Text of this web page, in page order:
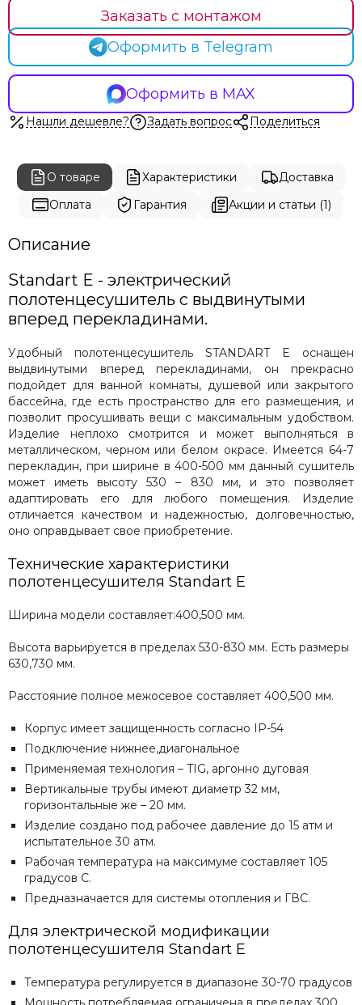
Cezares
Exemet
Grota
Irsap
Margaroli
Terma
Terminus
Warmer
Zehnder
Zigzag
Ростела
Сунержа
Secado
Solent
ArtofSpace
Keerol
Nika
Axxinot
Mini
Benetto
Заказать с монтажом
Оформить в Telegram
Оформить в MAX
Нашли дешевле? Задать вопрос Поделиться
О товаре Характеристики
Доставка
Оплата
Гарантия Акции и статьи (1)
Описание
Standart E - электрический
полотенцесушитель с выдвинутыми
вперед перекладинами.
Удобный полотенцесушитель STANDART E оснащен
выдвинутыми вперед перекладинами, он прекрасно
подойдет для ванной комнаты, душевой или закрытого
бассейна, где есть пространство для его размещения, и
позволит просушивать вещи с максимальным удобством.
Изделие неплохо смотрится и может выполняться в
металлическом, черном или белом окрасе. Имеется 64-7
перекладин, при ширине в 400-500 мм данный сушитель
может иметь высоту 530 – 830 мм, и это позволяет
адаптировать его для любого помещения. Изделие
отличается качеством и надежностью, долговечностью,
оно оправдывает свое приобретение.
Технические характеристики
полотенцесушителя Standart E
Ширина модели составляет:400,500 мм.
Высота варьируется в пределах 530-830 мм. Есть размеры
630,730 мм.
Расстояние полное межосевое составляет 400,500 мм.
Корпус имеет защищенность согласно IP-54
Подключение нижнее,диагональное
Применяемая технология – TIG, аргонно дуговая
Вертикальные трубы имеют диаметр 32 мм,
горизонтальные же – 20 мм.
Изделие создано под рабочее давление до 15 атм и
испытательное 30 атм.
Рабочая температура на максимуме составляет 105
градусов С.
Предназначается для системы отопления и ГВС.
Для электрической модификации
полотенцесушителя Standart E
Температура регулируется в диапазоне 30-70 градусов